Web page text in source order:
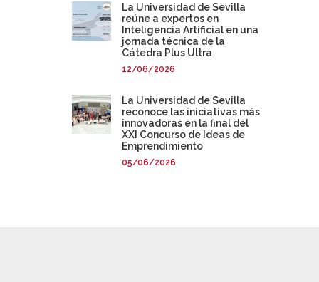
La Universidad de Sevilla
reúne a expertos en
Inteligencia Artificial en una
jornada técnica de la
Cátedra Plus Ultra
12/06/2026
La Universidad de Sevilla
reconoce las iniciativas más
innovadoras en la final del
XXI Concurso de Ideas de
Emprendimiento
05/06/2026